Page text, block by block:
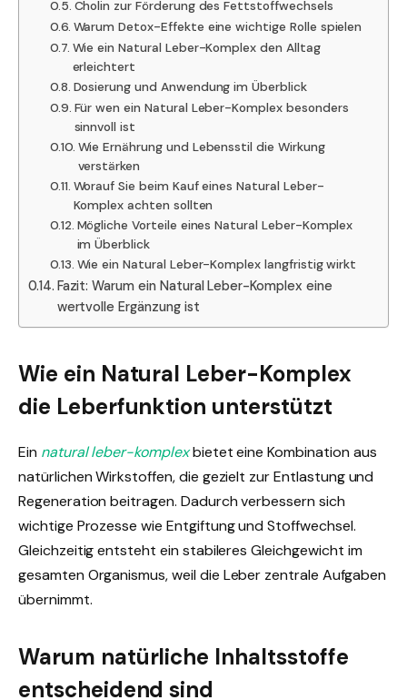
Cholin zur Förderung des Fettstoffwechsels
Warum Detox-Effekte eine wichtige Rolle spielen
Wie ein Natural Leber-Komplex den Alltag
erleichtert
Dosierung und Anwendung im Überblick
Für wen ein Natural Leber-Komplex besonders
sinnvoll ist
Wie Ernährung und Lebensstil die Wirkung
verstärken
Worauf Sie beim Kauf eines Natural Leber-
Komplex achten sollten
Mögliche Vorteile eines Natural Leber-Komplex
im Überblick
Wie ein Natural Leber-Komplex langfristig wirkt
Fazit: Warum ein Natural Leber-Komplex eine
wertvolle Ergänzung ist
Wie ein Natural Leber-Komplex
die Leberfunktion unterstützt
Ein natural leber-komplexbietet eine Kombination aus
natürlichen Wirkstoffen, die gezielt zur Entlastung und
Regeneration beitragen. Dadurch verbessern sich
wichtige Prozesse wie Entgiftung und Stoffwechsel.
Gleichzeitig entsteht ein stabileres Gleichgewicht im
gesamten Organismus, weil die Leber zentrale Aufgaben
übernimmt.
Warum natürliche Inhaltsstoffe
entscheidend sind